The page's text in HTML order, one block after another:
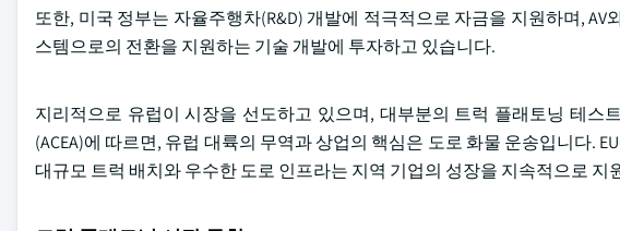
또한, 미국 정부는 자율주행차(R&D) 개발에 적극적으로 자금을 지원하며,
스템으로의 전환을 지원하는 기술 개발에 투자하고 있습니다.
지리적으로 유럽이 시장을 선도하고 있으며, 대부분의 트럭 플래토닝 테스
(ACEA)에 따르면, 유럽 대륙의 무역과 상업의 핵심은 도로 화물 운송입니다.
대규모 트럭 배치와 우수한 도로 인프라는 지역 기업의 성장을 지속적으로 지